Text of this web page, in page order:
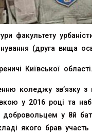
факультету
(друга вища
Київської області.
коледжу зв’язку з
у 2016 році та
добровольцем у 8й
якого брав участь